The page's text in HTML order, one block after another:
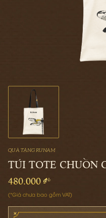
QUÀ TẶNG RUNAM
TÚI TOTE CHUỒN
480.000 ₫*
(*Giá chưa bao gồm VAT)